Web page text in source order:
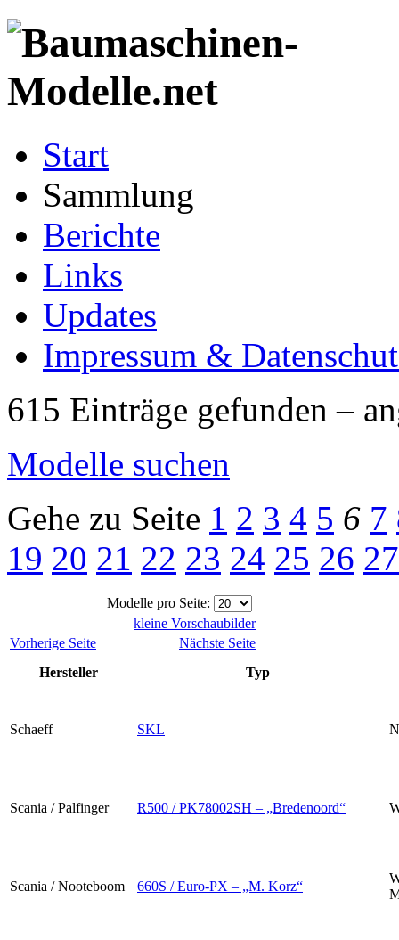
Start
Sammlung
Berichte
Links
Updates
Impressum &
615 Einträge gefunden –
Modelle suchen
Gehe zu Seite 1 2 3 4 5 6 7
19 20 21 22 23 24 25 26 27
Modelle pro Seite:
kleine Vorschaubilder
Vorherige Seite
Nächste Seite
Hersteller
Typ
Schaeff SKL
Scania / Palfinger R500 / PK78002SH – „Bredenoord“
Scania / Nooteboom 660S / Euro-PX – „M. Korz“